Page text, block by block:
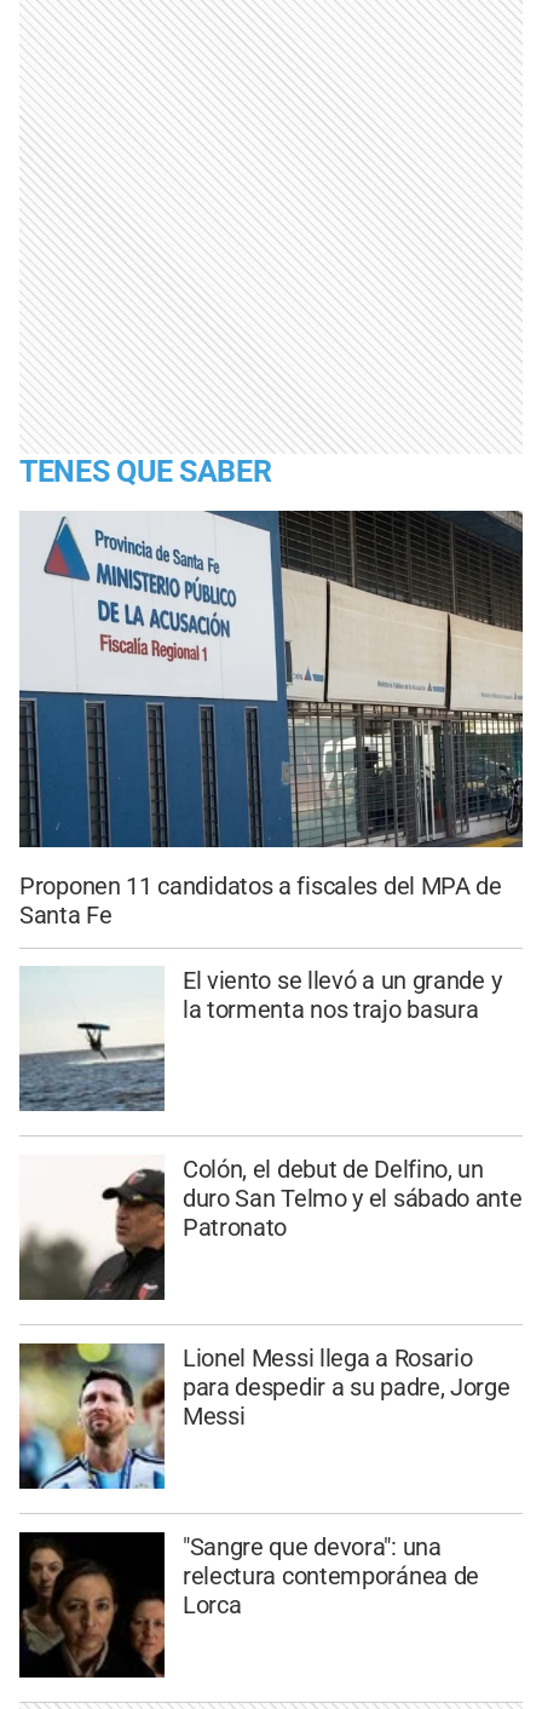
TENES QUE SABER
Proponen 11 candidatos a fiscales del MPA de
Santa Fe
El viento se llevó a un grande y
la tormenta nos trajo basura
Colón, el debut de Delfino, un
duro San Telmo y el sábado ante
Patronato
Lionel Messi llega a Rosario
para despedir a su padre, Jorge
Messi
"Sangre que devora": una
relectura contemporánea de
Lorca